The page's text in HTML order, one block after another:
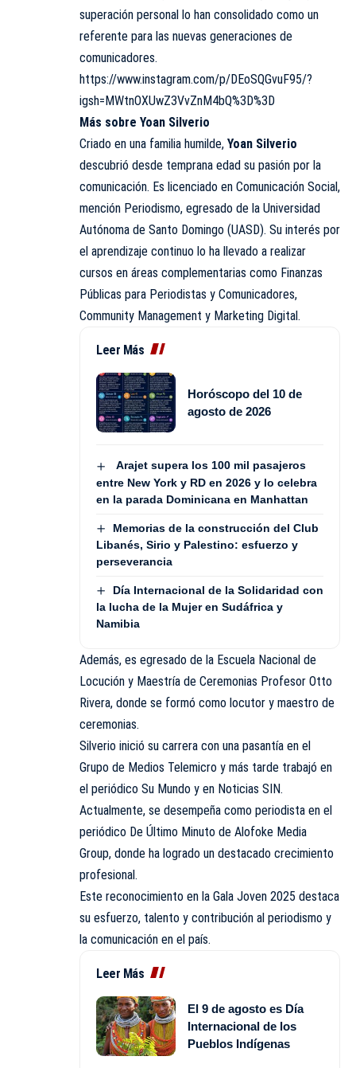
superación personal lo han consolidado como un
referente para las nuevas generaciones de
comunicadores.
https://www.instagram.com/p/DEoSQGvuF95/?
igsh=MWtnOXUwZ3VvZnM4bQ%3D%3D
Más sobre Yoan Silverio
Criado en una familia humilde, Yoan Silverio
descubrió desde temprana edad su pasión por la
comunicación. Es licenciado en Comunicación Social,
mención Periodismo, egresado de la Universidad
Autónoma de Santo Domingo (UASD). Su interés por
el aprendizaje continuo lo ha llevado a realizar
cursos en áreas complementarias como Finanzas
Públicas para Periodistas y Comunicadores,
Community Management y Marketing Digital.
Leer Más
Horóscopo del 10 de
agosto de 2026
Arajet supera los 100 mil pasajeros
entre New York y RD en 2026 y lo celebra
en la parada Dominicana en Manhattan
Memorias de la construcción del Club
Libanés, Sirio y Palestino: esfuerzo y
perseverancia
Día Internacional de la Solidaridad con
la lucha de la Mujer en Sudáfrica y
Namibia
Además, es egresado de la Escuela Nacional de
Locución y Maestría de Ceremonias Profesor Otto
Rivera, donde se formó como locutor y maestro de
ceremonias.
Silverio inició su carrera con una pasantía en el
Grupo de Medios Telemicro y más tarde trabajó en
el periódico Su Mundo y en Noticias SIN.
Actualmente, se desempeña como periodista en el
periódico De Último Minuto de Alofoke Media
Group, donde ha logrado un destacado crecimiento
profesional.
Este reconocimiento en la Gala Joven 2025 destaca
su esfuerzo, talento y contribución al periodismo y
la comunicación en el país.
Leer Más
El 9 de agosto es Día
Internacional de los
Pueblos Indígenas